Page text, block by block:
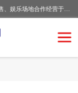
广州华耀动漫科技有限公司是一家集研发、生产、销售、娱乐场地合作经营于一体的动漫游戏公司。本公司拥有一支年轻化集研发生产到售后服务的队伍，及时地为客户提供、赚钱的产品。本公司以雄厚的实力、合理的价格、优良的服务与多家企业建立了长期的合作关系。热诚欢迎各界前来参观、考察、洽谈业务。目前公司经营的产品有：各种捕渔游戏机系列，大型模拟机系列、轮盘机系列、连线机系列、框体机系列、玛莉机系列等。